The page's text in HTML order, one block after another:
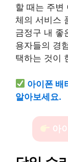
할 때는 주변
체의 서비스
금정구 내 좋
용자들의 경
택하는 것이
아이폰 배
알아보세요.
아